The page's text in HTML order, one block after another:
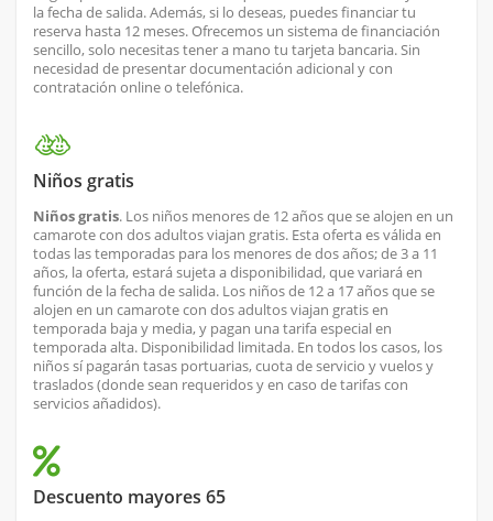
la fecha de salida. Además, si lo deseas, puedes financiar tu
reserva hasta 12 meses. Ofrecemos un sistema de financiación
sencillo, solo necesitas tener a mano tu tarjeta bancaria. Sin
necesidad de presentar documentación adicional y con
contratación online o telefónica.
Niños gratis
Niños gratis. Los niños menores de 12 años que se alojen en un
camarote con dos adultos viajan gratis. Esta oferta es válida en
todas las temporadas para los menores de dos años; de 3 a 11
años, la oferta, estará sujeta a disponibilidad, que variará en
función de la fecha de salida. Los niños de 12 a 17 años que se
alojen en un camarote con dos adultos viajan gratis en
temporada baja y media, y pagan una tarifa especial en
temporada alta. Disponibilidad limitada. En todos los casos, los
niños sí pagarán tasas portuarias, cuota de servicio y vuelos y
traslados (donde sean requeridos y en caso de tarifas con
servicios añadidos).
Descuento mayores 65